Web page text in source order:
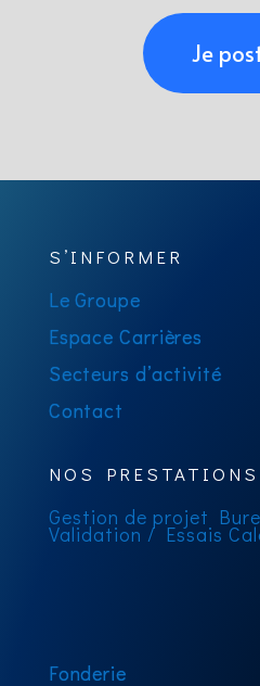
Je
S’INFORMER
Le Groupe
Espace Carrières
Secteurs d’activité
Contact
NOS PRESTATIONS
Gestion de projet
Validation / Essais
Fonderie